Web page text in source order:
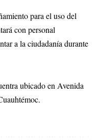
para el uso del
con personal
a la ciudadanía durante
ubicado en Avenida